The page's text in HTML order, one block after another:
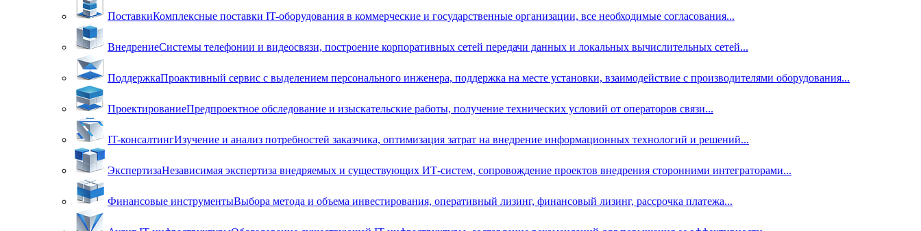
ПоставкиКомплексные поставки IT-оборудования в коммерческие и государственные организации, все необходимые согласования...
ВнедрениеСистемы телефонии и видеосвязи, построение корпоративных сетей передачи данных и локальных вычислительных сетей...
ПоддержкаПроактивный сервис с выделением персонального инженера, поддержка на месте установки, взаимодействие с производителями оборудования...
ПроектированиеПредпроектное обследование и изыскательские работы, получение технических условий от операторов связи...
IT-консалтингИзучение и анализ потребностей заказчика, оптимизация затрат на внедрение информационных технологий и решений...
ЭкспертизаНезависимая экспертиза внедряемых и существующих ИТ-систем, сопровождение проектов внедрения сторонними интеграторами...
Финансовые инструментыВыбора метода и объема инвестирования, оперативный лизинг, финансовый лизинг, рассрочка платежа...